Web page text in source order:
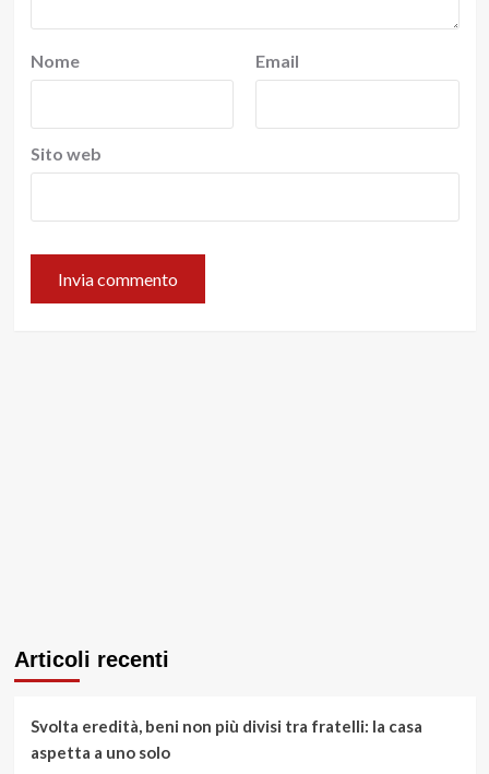
Nome Email
Sito web
Articoli recenti
Svolta eredità, beni non più divisi tra fratelli: la casa
aspetta a uno solo